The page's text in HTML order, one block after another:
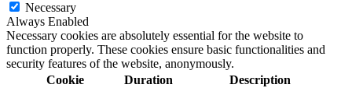
Necessary
Always Enabled
Necessary cookies are absolutely essential for the website to
function properly. These cookies ensure basic functionalities and
security features of the website, anonymously.
Cookie
Duration Description